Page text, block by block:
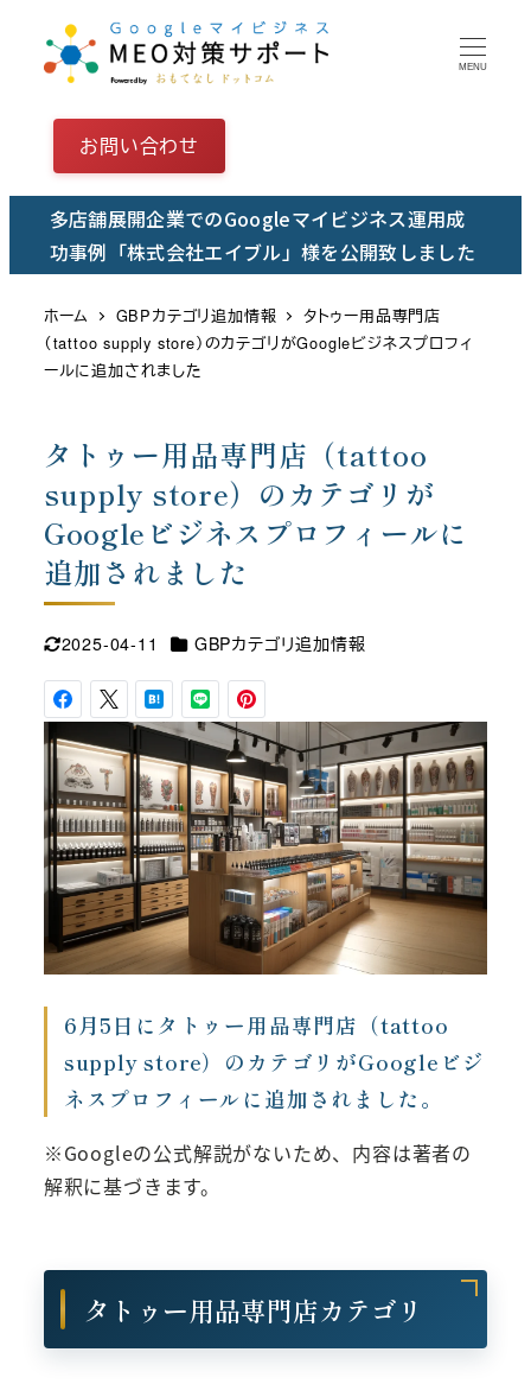
テ
MENU
お問い合わせ
多店舗展開企業でのGoogleマイビジネス運用成
功事例「株式会社エイブル」様を公開致しました
ホーム GBPカテゴリ追加情報
タトゥー用品専門店
（tattoo supply store）のカテゴリがGoogleビジネスプロフィ
ールに追加されました
タトゥー用品専門店（tattoo
supply store）のカテゴリが
Googleビジネスプロフィールに
追加されました
更新日
2025-04-11 カテゴリー
GBPカテゴリ追加情報
6月5日にタトゥー用品専門店（tattoo
supply store）のカテゴリがGoogleビジ
ネスプロフィールに追加されました。
※Googleの公式解説がないため、内容は著者の
解釈に基づきます。
タトゥー用品専門店カテゴリ